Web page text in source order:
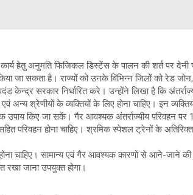
हेतु अनुमति फिजिकल डिस्टेंस के पालन की शर्त पर
जा सकता है। राज्यों को उनके विभिन्न जिलों को रेड
केन्द्र सरकार निर्धारित करे। उन्होंने लिखा है कि
अन्य श्रेणीयों के व्यक्तियों के लिए होना चाहिए। इन
उपाय किए जा सकें। गैर आवश्यक अंतर्राज्यीय परिवहन
परिवहन होना चाहिए। श्रमिक स्पेशल ट्रेनों के
चाहिए। सामान्य एवं गैर आवश्यक कारणों से आने-जाने
रखा जाना उपयुक्त होगा।